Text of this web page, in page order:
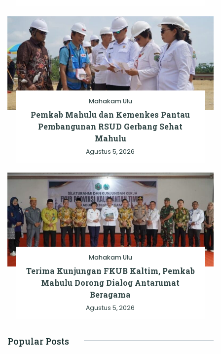
Mahakam Ulu
Pemkab Mahulu dan Kemenkes Pantau
Pembangunan RSUD Gerbang Sehat
Mahulu
Agustus 5, 2026
Mahakam Ulu
Terima Kunjungan FKUB Kaltim, Pemkab
Mahulu Dorong Dialog Antarumat
Beragama
Agustus 5, 2026
Popular Posts